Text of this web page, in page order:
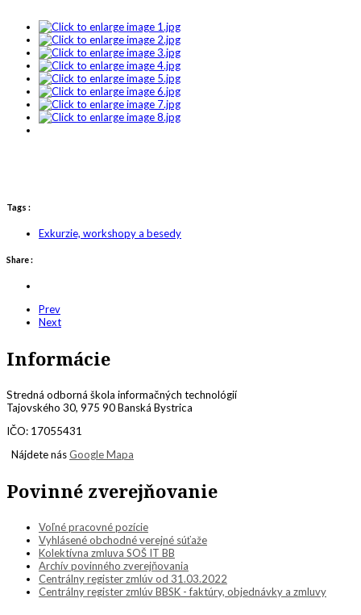
Tags :
Exkurzie, workshopy a besedy
Share :
Prev
Next
Informácie
Stredná odborná škola informačných technológií
Tajovského 30, 975 90 Banská Bystrica
IČO: 17055431
Nájdete násGoogle Mapa
Povinné zverejňovanie
Voľné pracovné pozície
Vyhlásené obchodné verejné súťaže
Kolektívna zmluva SOŠ IT BB
Archív povinného zverejňovania
Centrálny register zmlúv od 31.03.2022
Centrálny register zmlúv BBSK - faktúry, objednávky a zmluvy